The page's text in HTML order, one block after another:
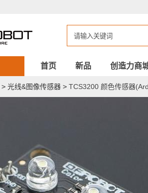
首页 新品 创造力商
> 光线&图像传感器 > TCS3200 颜色传感器